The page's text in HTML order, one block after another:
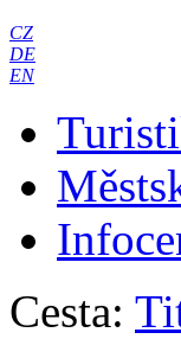
CZ
DE
EN
Cesta: